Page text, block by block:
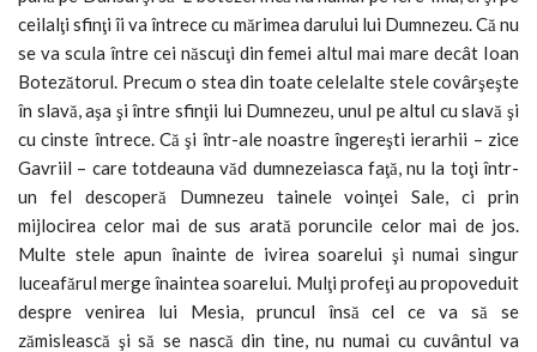
ceilalţi sfinţi îi va întrece cu mărimea darului lui Dumnezeu. Că nu
se va scula între cei născuţi din femei altul mai mare decât Ioan
Botezătorul. Precum o stea din toate celelalte stele covârşeşte
în slavă, aşa şi între sfinţii lui Dumnezeu, unul pe altul cu slavă şi
cu cinste întrece. Că şi într-ale noastre îngereşti ierarhii – zice
Gavriil – care totdeauna văd dumnezeiasca faţă, nu la toţi într-
un fel descoperă Dumnezeu tainele voinţei Sale, ci prin
mijlocirea celor mai de sus arată poruncile celor mai de jos.
Multe stele apun înainte de ivirea soarelui şi numai singur
luceafărul merge înaintea soarelui. Mulţi profeţi au propoveduit
despre venirea lui Mesia, pruncul însă cel ce va să se
zămislească şi să se nască din tine, nu numai cu cuvântul va